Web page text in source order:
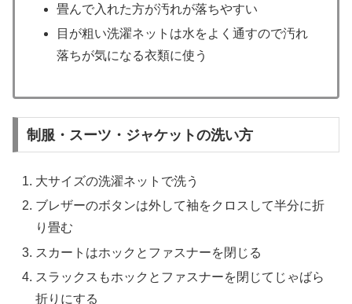
畳んで入れた方が汚れが落ちやすい
目が粗い洗濯ネットは水をよく通すので汚れ
落ちが気になる衣類に使う
制服・スーツ・ジャケットの洗い方
大サイズの洗濯ネットで洗う
ブレザーのボタンは外して袖をクロスして半分に折
り畳む
スカートはホックとファスナーを閉じる
スラックスもホックとファスナーを閉じてじゃばら
折りにする